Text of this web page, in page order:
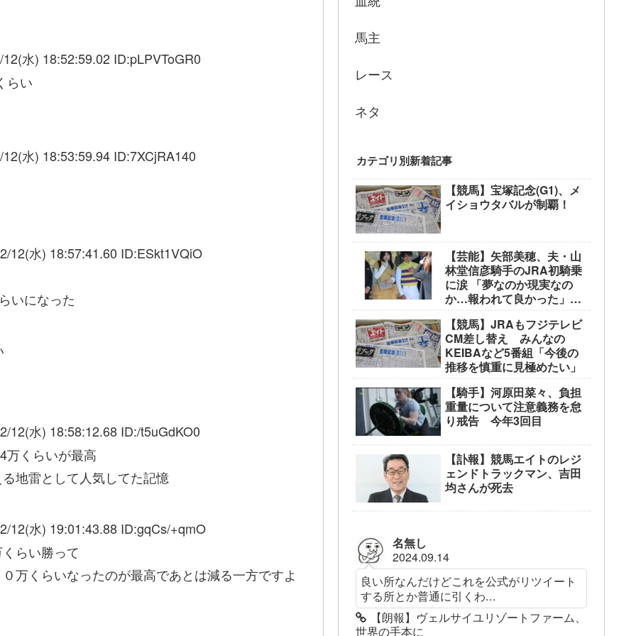
水) 18:52:59.02 ID:pLPVToGR0
らい
水) 18:53:59.94 ID:7XCjRA140
12(水) 18:57:41.60 ID:ESkt1VQiO
いになった
12(水) 18:58:12.68 ID:/t5uGdKO0
万くらいが最高
地雷として人気してた記憶
12(水) 19:01:43.88 ID:gqCs/+qmO
らい勝って
万くらいなったのが最高であとは減る一方ですよ
馬主
レース
ネタ
カテゴリ別新着記事
【競馬】宝塚記念(G1)、メ
イショウタバルが制覇！
【芸能】矢部美穂、夫・山
林堂信彦騎手のJRA初騎乗
に涙 「夢なのか現実なの
か…報われて良かった」
【競馬】JRAもフジテレビ
CM差し替え みんなの
KEIBAなど5番組「今後の
推移を慎重に見極めたい」
【騎手】河原田菜々、負担
重量について注意義務を怠
り戒告 今年3回目
【訃報】競馬エイトのレジ
ェンドトラックマン、吉田
均さんが死去
名無し
2024.09.14
良い所なんだけどこれを公式がリツイート
する所とか普通に引くわ...
【朗報】ヴェルサイユリゾートファーム、
世界の手本に